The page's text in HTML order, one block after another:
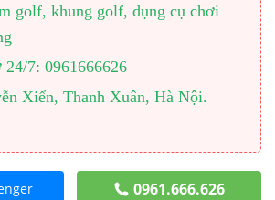
golf, khung golf, dụng cụ chơi
7: 0961666626
Xiển, Thanh Xuân, Hà Nội.
0961.666.626